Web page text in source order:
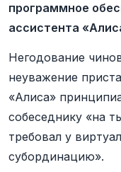
программное
ассистента
Негодование
неуважение
«Алиса»
собеседнику «на
требовал у
субординацию».